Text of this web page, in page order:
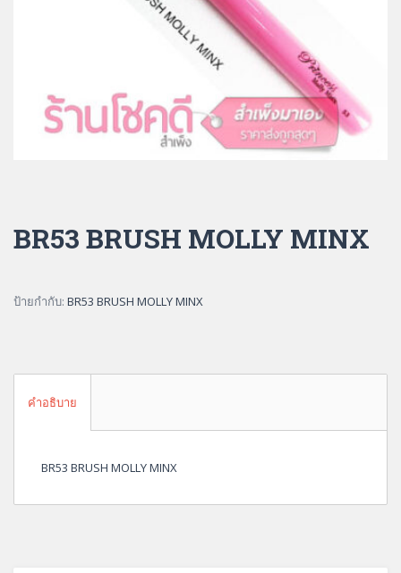
BR53 BRUSH MOLLY MINX
ป้ายกำกับ: BR53 BRUSH MOLLY MINX
คำอธิบาย
BR53 BRUSH MOLLY MINX